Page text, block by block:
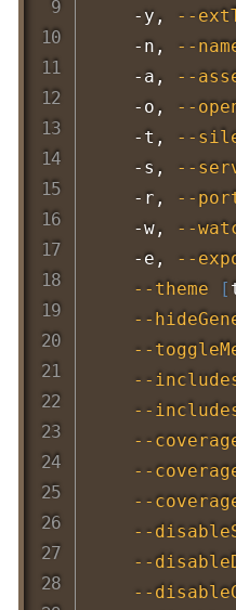
    -y,
--
    -n,
--
    -a,
--
    -o,
--
    -t,
--
    -s,
--
    -r,
--
    -w,
--
    -e,
--
--theme
[
--
--
--
--
--
--
--
--
--
--